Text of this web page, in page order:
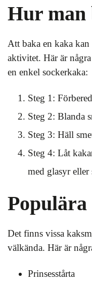
Hur man
Att baka en kaka
aktivitet. Här är
en enkel sockerkaka:
Steg 1:
Steg 2: Blanda
Steg 3: Häll
Steg 4: Låt
med glasyr eller
Det finns vissa
välkända. Här är
Prinsesstårta